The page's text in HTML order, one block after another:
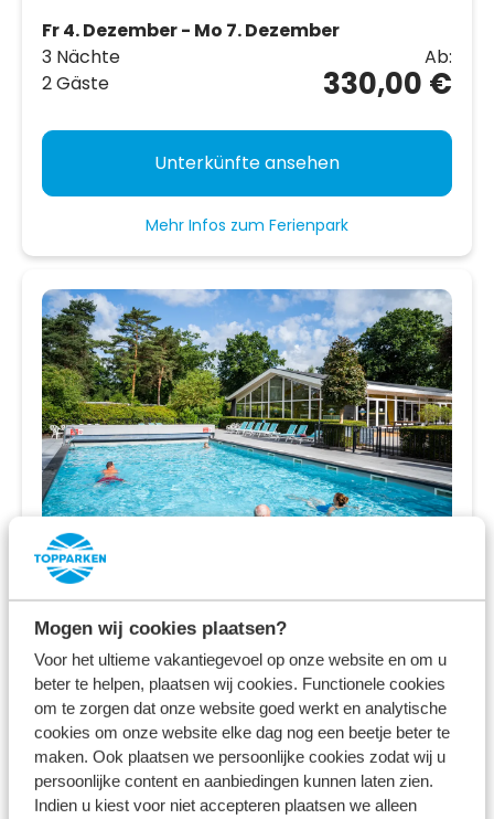
Mogen wij cookies plaatsen?
Voor het ultieme vakantiegevoel op onze website en om u
beter te helpen, plaatsen wij cookies. Functionele cookies
om te zorgen dat onze website goed werkt en analytische
cookies om onze website elke dag nog een beetje beter te
maken. Ook plaatsen we persoonlijke cookies zodat wij u
persoonlijke content en aanbiedingen kunnen laten zien.
Indien u kiest voor niet accepteren plaatsen we alleen
Fr 4. Dezember - Mo 7. Dezember
3 Nächte
2 Gäste
Ab:
330,00 €
Unterkünfte ansehen
Mehr Infos zum Ferienpark
Resort Bosvallei
8.0 1085 Bewertungen
Familienpark in den Wäldern der Veluwe
Ferienhäuser, Campingplätze und
Safarizelte
Verschiedene Innen- und Außenanlagen